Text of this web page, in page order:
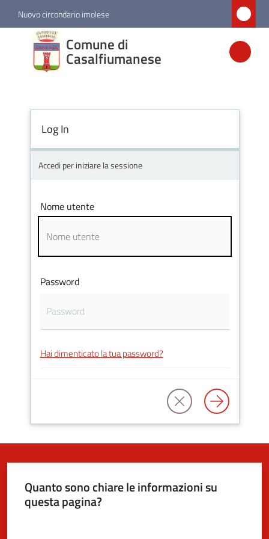
Vai al contenuto
Vai alla navigazione
Vai al footer
Nuovo circondario imolese
Comune di
Casalfiumanese
Comune di
Casalfiumanese
Amministrazione
Novità
Vivere
Casalfiumanese
5x1000
argomenti
Log In
Accedi per iniziare la sessione
Nome utente
Password
Hai dimenticato la tua password?
Quanto sono chiare le informazioni su
questa pagina?